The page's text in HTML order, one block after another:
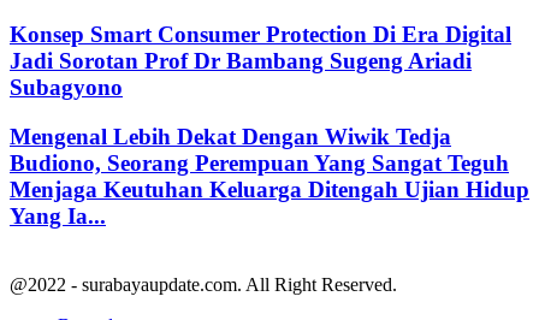
Konsep Smart Consumer Protection Di Era Digital
Jadi Sorotan Prof Dr Bambang Sugeng Ariadi
Subagyono
Mengenal Lebih Dekat Dengan Wiwik Tedja
Budiono, Seorang Perempuan Yang Sangat Teguh
Menjaga Keutuhan Keluarga Ditengah Ujian Hidup
Yang Ia...
@2022 - surabayaupdate.com. All Right Reserved.